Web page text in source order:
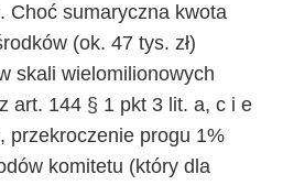
Choć sumaryczna kwota
(ok. 47 tys. zł)
skali wielomilionowych
art. 144 § 1 pkt 3 lit. a, c i e
przekroczenie progu 1%
komitetu (który dla